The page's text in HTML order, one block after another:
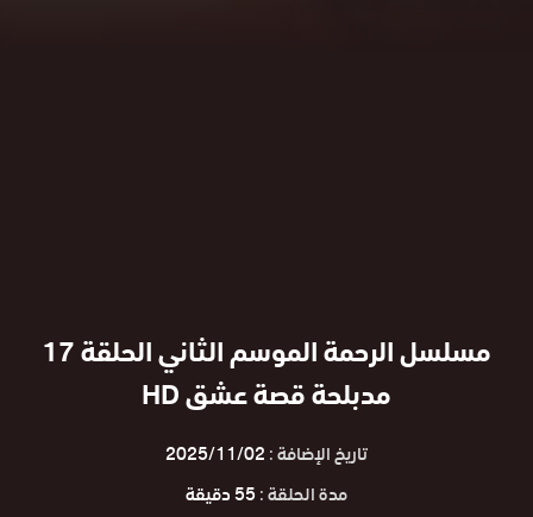
مسلسل الرحمة الموسم الثاني الحلقة 17
مدبلحة قصة عشق HD
تاريخ الإضافة :2025/11/02
مدة الحلقة :55 دقيقة